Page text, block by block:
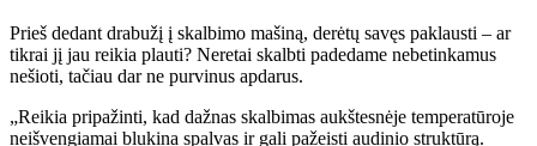
Prieš dedant drabužį į skalbimo mašiną, derėtų savęs paklausti – ar
tikrai jį jau reikia plauti? Neretai skalbti padedame nebetinkamus
nešioti, tačiau dar ne purvinus apdarus.
„Reikia pripažinti, kad dažnas skalbimas aukštesnėje temperatūroje
neišvengiamai blukina spalvas ir gali pažeisti audinio struktūrą.